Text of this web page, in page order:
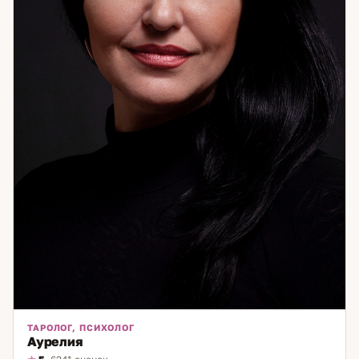
большинство обходит стороной.
ТАРОЛОГ, ПСИХОЛОГ
Аурелия